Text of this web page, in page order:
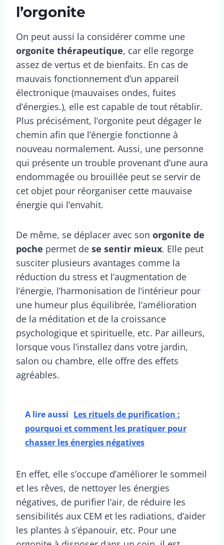
l’orgonite
On peut aussi la considérer comme une
orgonite thérapeutique, car elle regorge
assez de vertus et de bienfaits. En cas de
mauvais fonctionnement d’un appareil
électronique (mauvaises ondes, fuites
d’énergies.), elle est capable de tout rétablir.
Plus précisément, l’orgonite peut dégager le
chemin afin que l’énergie fonctionne à
nouveau normalement. Aussi, une personne
qui présente un trouble provenant d’une aura
endommagée ou brouillée peut se servir de
cet objet pour réorganiser cette mauvaise
énergie qui l’envahit.
De même, se déplacer avec son orgonite de
poche permet de se sentir mieux. Elle peut
susciter plusieurs avantages comme la
réduction du stress et l’augmentation de
l’énergie, l’harmonisation de l’intérieur pour
une humeur plus équilibrée, l’amélioration
de la méditation et de la croissance
psychologique et spirituelle, etc. Par ailleurs,
lorsque vous l’installez dans votre jardin,
salon ou chambre, elle offre des effets
agréables.
A lire aussi Les rituels de purification :
pourquoi et comment les pratiquer pour
chasser les énergies négatives
En effet, elle s’occupe d’améliorer le sommeil
et les rêves, de nettoyer les énergies
négatives, de purifier l’air, de réduire les
sensibilités aux CEM et les radiations, d’aider
les plantes à s’épanouir, etc. Pour une